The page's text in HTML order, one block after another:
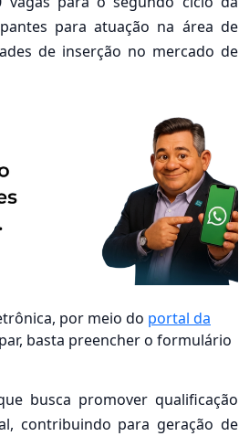
para atuação na área de
de inserção no mercado de
por meio do portal da
basta preencher o formulário
busca promover qualificação
contribuindo para geração de